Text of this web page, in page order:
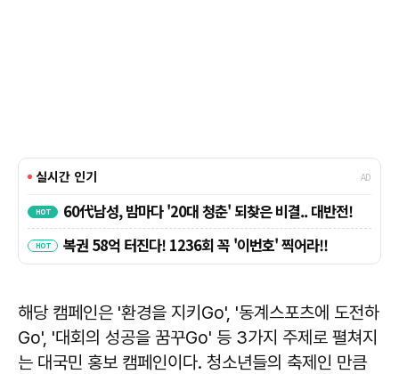
해당 캠페인은 '환경을 지키Go', '동계스포츠에 도전하
Go', '대회의 성공을 꿈꾸Go' 등 3가지 주제로 펼쳐지
는 대국민 홍보 캠페인이다. 청소년들의 축제인 만큼